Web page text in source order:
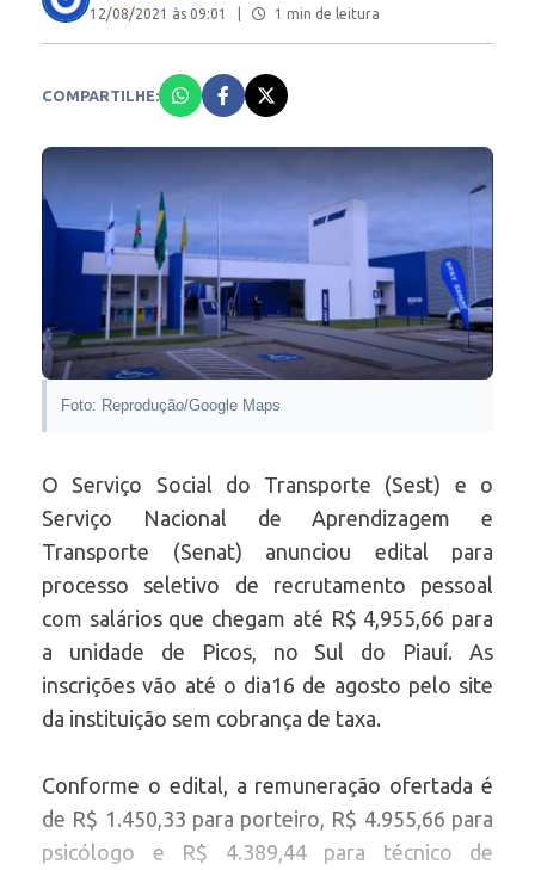
12/08/2021 às 09:01 1 min de leitura
COMPARTILHE:
Foto: Reprodução/Google Maps
O Serviço Social do Transporte (Sest) e o
Serviço Nacional de Aprendizagem e
Transporte (Senat) anunciou edital para
processo seletivo de recrutamento pessoal
com salários que chegam até R$ 4,955,66 para
a unidade de Picos, no Sul do Piauí. As
inscrições vão até o dia16 de agosto pelo site
da instituição sem cobrança de taxa.
Conforme o edital, a remuneração ofertada é
de R$ 1.450,33 para porteiro, R$ 4.955,66 para
psicólogo e R$ 4.389,44 para técnico de